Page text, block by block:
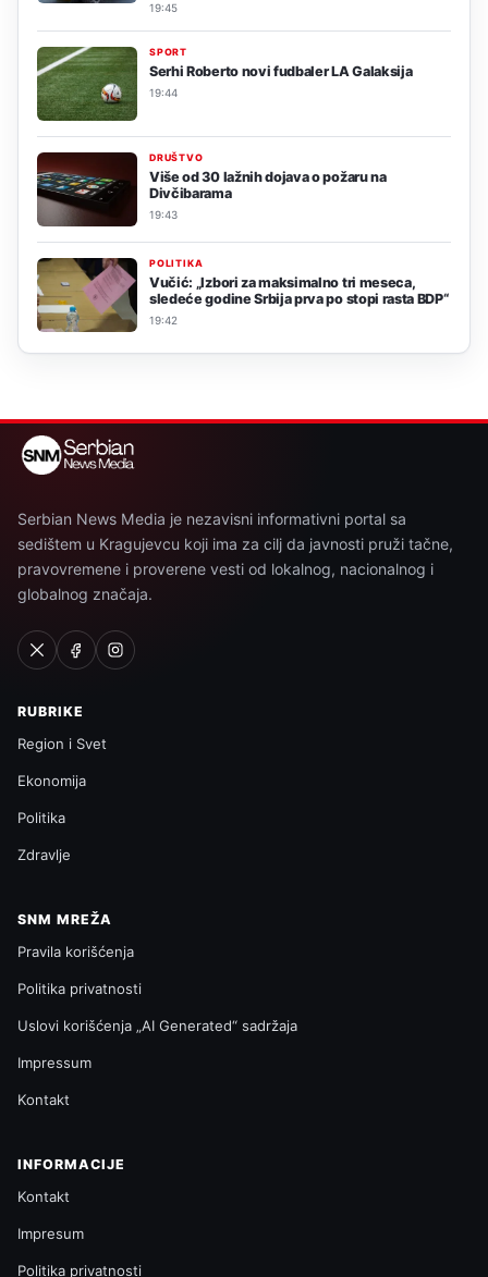
19:45
SPORT
Serhi Roberto novi fudbaler LA Galaksija
19:44
DRUŠTVO
Više od 30 lažnih dojava o požaru na
Divčibarama
19:43
POLITIKA
Vučić: „Izbori za maksimalno tri meseca,
sledeće godine Srbija prva po stopi rasta BDP“
19:42
Serbian News Media je nezavisni informativni portal sa
sedištem u Kragujevcu koji ima za cilj da javnosti pruži tačne,
pravovremene i proverene vesti od lokalnog, nacionalnog i
globalnog značaja.
RUBRIKE
Region i Svet
Ekonomija
Politika
Zdravlje
SNM MREŽA
Pravila korišćenja
Politika privatnosti
Uslovi korišćenja „AI Generated“ sadržaja
Impressum
Kontakt
INFORMACIJE
Kontakt
Impresum
Politika privatnosti